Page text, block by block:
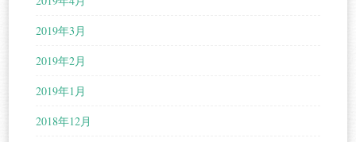
2019年3月
2019年2月
2019年1月
2018年12月